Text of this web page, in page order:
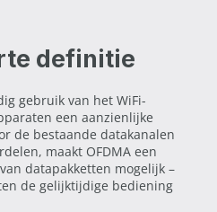
definitie
gebruik van het WiFi-
een aanzienlijke
de bestaande datakanalen
maakt OFDMA een
datapakketten mogelijk –
de gelijktijdige bediening